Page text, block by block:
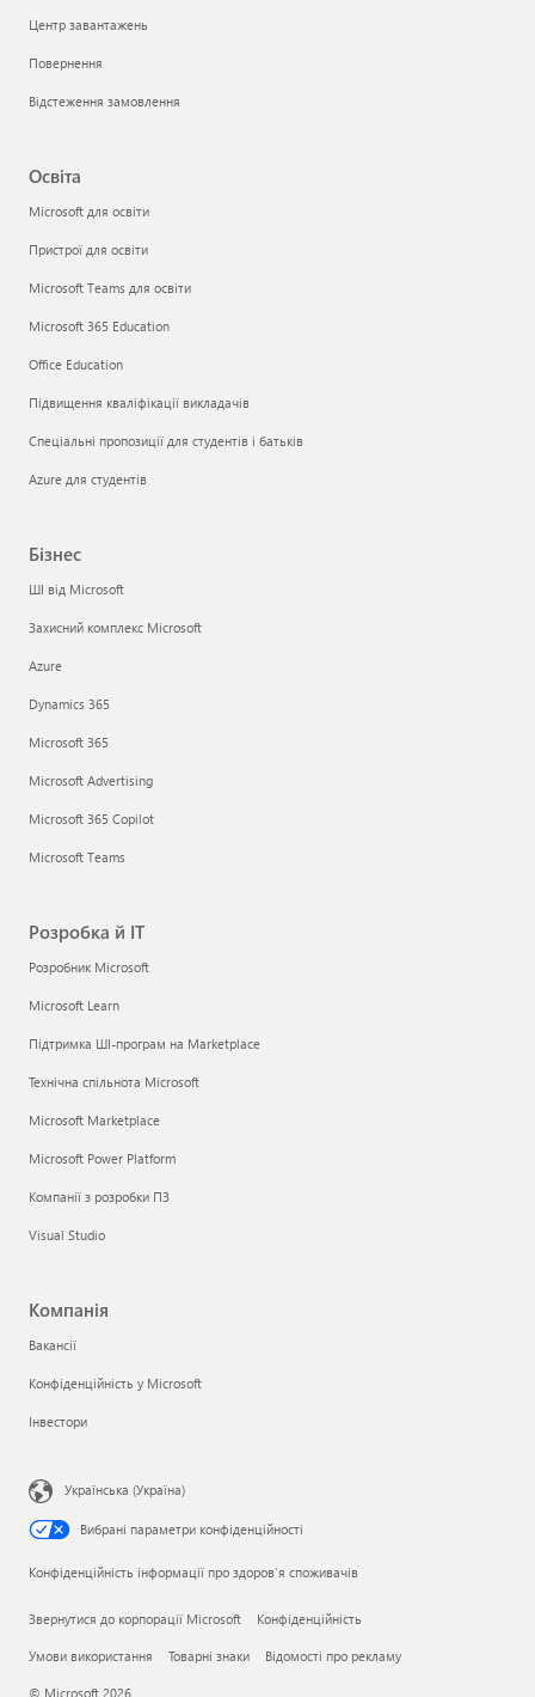
Центр завантажень
Повернення
Відстеження замовлення
Освіта
Microsoft для освіти
Пристрої для освіти
Microsoft Teams для освіти
Microsoft 365 Education
Office Education
Підвищення кваліфікації викладачів
Спеціальні пропозиції для студентів і батьків
Azure для студентів
Бізнес
ШІ від Microsoft
Захисний комплекс Microsoft
Azure
Dynamics 365
Microsoft 365
Microsoft Advertising
Microsoft 365 Copilot
Microsoft Teams
Розробка й ІТ
Розробник Microsoft
Microsoft Learn
Підтримка ШІ-програм на Marketplace
Технічна спільнота Microsoft
Microsoft Marketplace
Microsoft Power Platform
Компанії з розробки ПЗ
Visual Studio
Компанія
Вакансії
Конфіденційність у Microsoft
Інвестори
Українська (Україна)
Вибрані параметри конфіденційності
Конфіденційність інформації про здоров’я споживачів
Звернутися до корпорації Microsoft Конфіденційність
Умови використання Товарні знаки Відомості про рекламу
© Microsoft 2026